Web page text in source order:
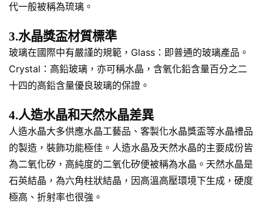
代一般被稱為琉璃。
3.水晶獎盃材質標準
玻璃在國際中有嚴謹的規範，Glass：即普通的玻璃產品。
Crystal：高鉛玻璃，亦可稱水晶，含氧化鉛含量百分之二
十四的高鉛含量優良玻璃的保證。
4.人造水晶和天然水晶差異
人造水晶大多供應水晶工藝品、客製化水晶獎盃等水晶禮品
的製造，裝飾功能極佳。人造水晶及天然水晶的主要成份皆
為二氧化矽，高純度的二氧化矽便被稱為水晶。天然水晶是
石英結晶，為六角柱狀結晶，因高溫高壓環境下生成，硬度
極高、折射率也很強。